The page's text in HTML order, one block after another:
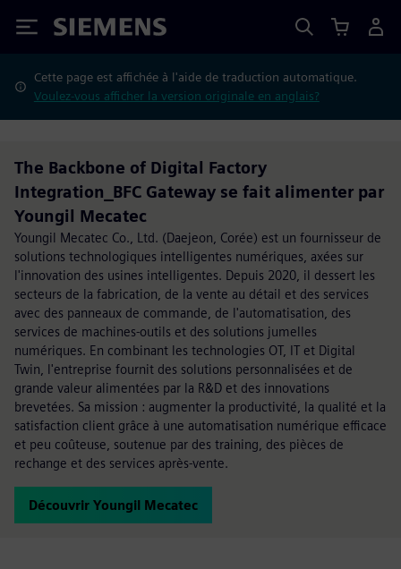
Siemens
Cette page est affichée à l'aide de traduction automatique.
Voulez-vous afficher la version originale en anglais?
The Backbone of Digital Factory
Integration_BFC Gateway se fait alimenter par
Youngil Mecatec
Youngil Mecatec Co., Ltd. (Daejeon, Corée) est un fournisseur de
solutions technologiques intelligentes numériques, axées sur
l'innovation des usines intelligentes. Depuis 2020, il dessert les
secteurs de la fabrication, de la vente au détail et des services
avec des panneaux de commande, de l'automatisation, des
services de machines-outils et des solutions jumelles
numériques. En combinant les technologies OT, IT et Digital
Twin, l'entreprise fournit des solutions personnalisées et de
grande valeur alimentées par la R&D et des innovations
brevetées. Sa mission : augmenter la productivité, la qualité et la
satisfaction client grâce à une automatisation numérique efficace
et peu coûteuse, soutenue par des training, des pièces de
rechange et des services après-vente.
Découvrir Youngil Mecatec